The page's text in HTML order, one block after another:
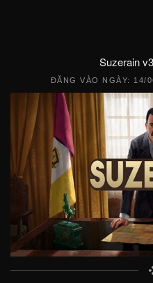
Suzerain
ĐĂNG VÀO NGÀY: 14/